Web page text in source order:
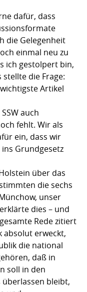
dafür, dass
die Gelegenheit
einmal neu zu
ich gestolpert bin,
die Frage:
Artikel
auch
fehlt. Wir als
ein, dass wir
Grundgesetz
über das
die sechs
unser
dies – und
Rede zitiert
absolut erweckt,
die national
daß in
soll in den
bleibt,